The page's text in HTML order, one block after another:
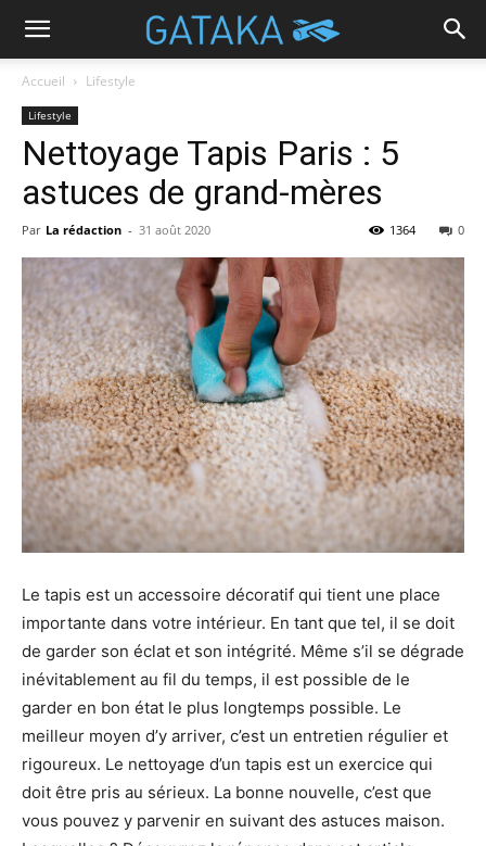
Accueil Lifestyle
Lifestyle
Nettoyage Tapis Paris : 5
astuces de grand-mères
Par La rédaction - 31 août 2020 0
1364
Le tapis est un accessoire décoratif qui tient une place
importante dans votre intérieur. En tant que tel, il se doit
de garder son éclat et son intégrité. Même s’il se dégrade
inévitablement au fil du temps, il est possible de le
garder en bon état le plus longtemps possible. Le
meilleur moyen d’y arriver, c’est un entretien régulier et
rigoureux. Le nettoyage d’un tapis est un exercice qui
doit être pris au sérieux. La bonne nouvelle, c’est que
vous pouvez y parvenir en suivant des astuces maison.